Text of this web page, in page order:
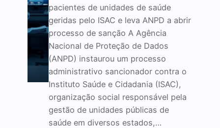
pacientes de unidades de saúde
geridas pelo ISAC e leva ANPD a abrir
processo de sanção A Agência
Nacional de Proteção de Dados
(ANPD) instaurou um processo
administrativo sancionador contra o
Instituto Saúde e Cidadania (ISAC),
organização social responsável pela
gestão de unidades públicas de
saúde em diversos estados,…